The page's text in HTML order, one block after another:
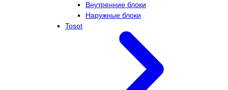
Внутренние блоки
Наружные блоки
Tosot